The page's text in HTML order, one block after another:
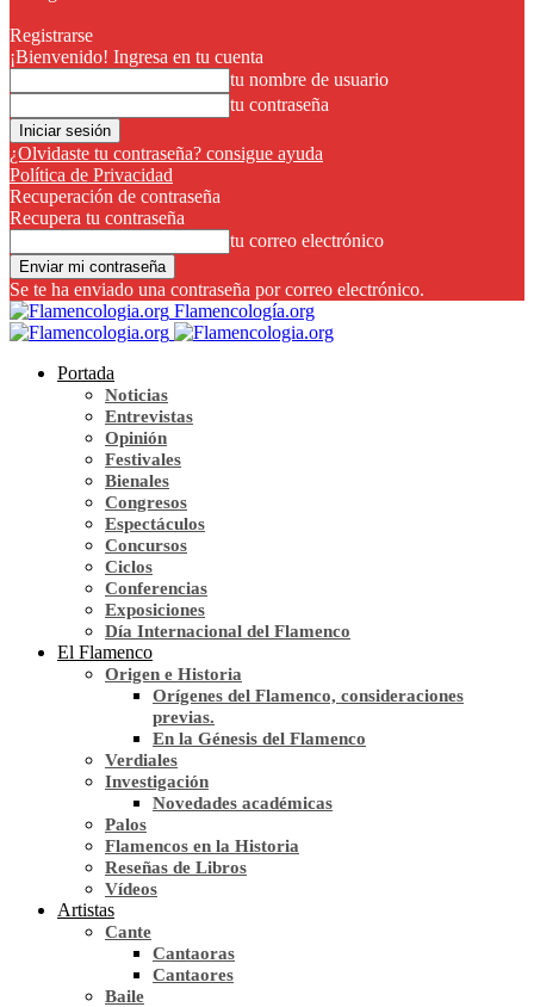
Registrarse
¡Bienvenido! Ingresa en tu cuenta
tu nombre de usuario
tu contraseña
¿Olvidaste tu contraseña? consigue ayuda
Política de Privacidad
Recuperación de contraseña
Recupera tu contraseña
tu correo electrónico
Se te ha enviado una contraseña por correo electrónico.
Flamencología.org
Portada
Noticias
Entrevistas
Opinión
Festivales
Bienales
Congresos
Espectáculos
Concursos
Ciclos
Conferencias
Exposiciones
Día Internacional del Flamenco
El Flamenco
Origen e Historia
Orígenes del Flamenco, consideraciones
previas.
En la Génesis del Flamenco
Verdiales
Investigación
Novedades académicas
Palos
Flamencos en la Historia
Reseñas de Libros
Vídeos
Artistas
Cante
Cantaoras
Cantaores
Baile